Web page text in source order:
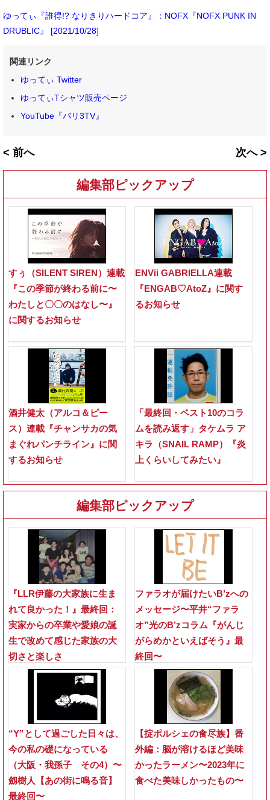
ゆってぃ『誰得!? なりきりハードコア』：NOFX『NOFX PUNK IN
DRUBLIC』 [2021/10/28]
関連リンク
ゆってぃ Twitter
ゆってぃTシャツ販売ページ
YouTube『バリ3TV』
< 前へ 次へ >
編集部ピックアップ
すぅ（SILENT SIREN）連載
『この季節が終わる前に〜
わたしと〇〇のはなし〜』
に関するお知らせ
ENVii GABRIELLA連載
『ENGAB♡AtoZ』に関す
るお知らせ
酒井健太（アルコ＆ピー
ス）連載『チャンサカの気
まぐれパンチライン』に関
するお知らせ
「最終回・ベスト10のコラ
ムを読み返す」タケムラ ア
キラ（SNAIL RAMP）『炎
上くらいしてみたい』
編集部ピックアップ
『LLR伊藤の大家族に生ま
れて良かった！』最終回：
実家からの卒業や愛娘の誕
生で改めて感じた家族の大
切さと楽しさ
ファラオが届けたいB’zへの
メッセージ〜平井“ファラ
オ”光のB’zコラム『がんじ
がらめかといえばそう』最
終回〜
“Y”として過ごした日々は、
今の私の礎になっている
（大阪・我孫子 その4）〜
劔樹人【あの街に鳴る音】
最終回〜
【掟ポルシェの食尽族】番
外編：脳が溶けるほど美味
かったラーメン〜2023年に
食べた美味しかったもの〜